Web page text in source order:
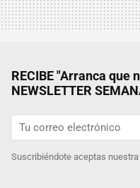
RECIBE "Arranca que
NEWSLETTER
Suscribiéndote aceptas nuestra